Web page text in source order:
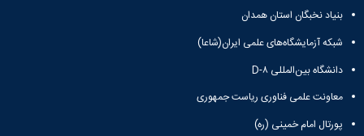
بنیاد نخبگان استان همدان
شبکه آزمایشگاه‌های علمی ایران(شاعا)
دانشگاه بین‌المللی D-۸
معاونت علمی فناوری ریاست جمهوری
پورتال امام خمینی (ره)